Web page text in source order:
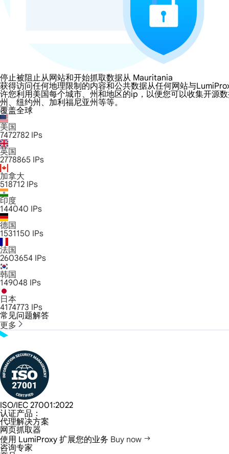
停止被阻止从网站和开始抓取数据从 Mauritania
获得访问任何地理限制的内容和公共数据从任何网站与
许您利用美国每个城市、州和地区的ip，以便您可以收集开源
州、纽约州、加利福尼亚州等等。
覆盖全球
美国
7472782 IPs
英国
2778865 IPs
加拿大
518712 IPs
印度
144040 IPs
德国
1531150 IPs
法国
2603654 IPs
韩国
149048 IPs
日本
4174773 IPs
常见问题解答
更多
ISO/IEC 27001:2022
认证产品：
代理解决方案
网页抓取器
使用 LumiProxy 扩展您的业务 Buy now
咨询专家